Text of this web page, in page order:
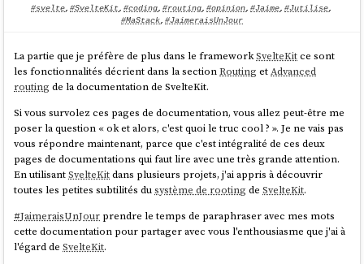
#svelte, #SvelteKit, #coding, #routing, #opinion, #Jaime, #Jutilise,
#MaStack, #JaimeraisUnJour
La partie que je préfère de plus dans le frameworkSvelteKitce sont
les fonctionnalités décrient dans la sectionRouting etAdvanced
routing de la documentation de SvelteKit.
Si vous survolez ces pages de documentation, vous allez peut-être me
poser la question « ok et alors, c'est quoi le truc cool ? ». Je ne vais pas
vous répondre maintenant, parce que c'est intégralité de ces deux
pages de documentations qui faut lire avec une très grande attention.
En utilisantSvelteKitdans plusieurs projets, j'ai appris à découvrir
toutes les petites subtilités dusystème de rooting deSvelteKit.
#JaimeraisUnJour prendre le temps de paraphraser avec mes mots
cette documentation pour partager avec vous l'enthousiasme que j'ai à
l'égard deSvelteKit.